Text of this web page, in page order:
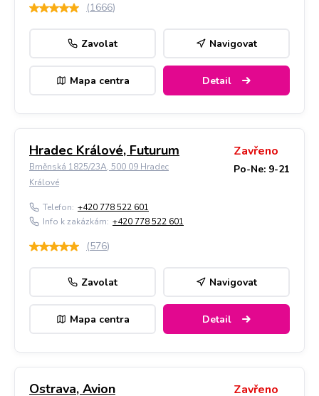
(1666)
Zavolat Navigovat
Mapa centra Detail
Hradec Králové, Futurum
Brněnská 1825/23A, 500 09 Hradec
Králové
Zavřeno
Po-Ne: 9-21
Telefon: +420 778 522 601
Info k zakázkám: +420 778 522 601
(576)
Zavolat Navigovat
Mapa centra Detail
Ostrava, Avion Zavřeno